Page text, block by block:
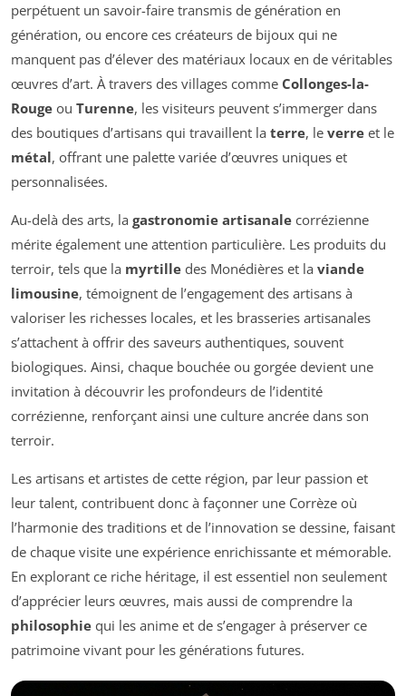
perpétuent un savoir-faire transmis de génération en
génération, ou encore ces créateurs de bijoux qui ne
manquent pas d’élever des matériaux locaux en de véritables
œuvres d’art. À travers des villages comme Collonges-la-
Rouge ou Turenne, les visiteurs peuvent s’immerger dans
des boutiques d’artisans qui travaillent la terre, le verre et le
métal, offrant une palette variée d’œuvres uniques et
personnalisées.
Au-delà des arts, la gastronomie artisanale corrézienne
mérite également une attention particulière. Les produits du
terroir, tels que la myrtille des Monédières et la viande
limousine, témoignent de l’engagement des artisans à
valoriser les richesses locales, et les brasseries artisanales
s’attachent à offrir des saveurs authentiques, souvent
biologiques. Ainsi, chaque bouchée ou gorgée devient une
invitation à découvrir les profondeurs de l’identité
corrézienne, renforçant ainsi une culture ancrée dans son
terroir.
Les artisans et artistes de cette région, par leur passion et
leur talent, contribuent donc à façonner une Corrèze où
l’harmonie des traditions et de l’innovation se dessine, faisant
de chaque visite une expérience enrichissante et mémorable.
En explorant ce riche héritage, il est essentiel non seulement
d’apprécier leurs œuvres, mais aussi de comprendre la
philosophie qui les anime et de s’engager à préserver ce
patrimoine vivant pour les générations futures.